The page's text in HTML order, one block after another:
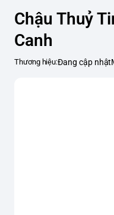
Chậu Thuỷ
Canh
Thương hiệu:Đang cập nhật